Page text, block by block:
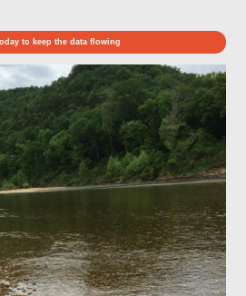
to keep the data flowing